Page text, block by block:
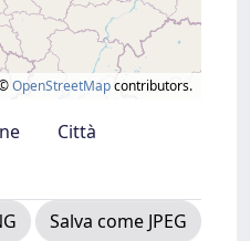
OpenStreetMapcontributors.
Città
Salva come JPEG